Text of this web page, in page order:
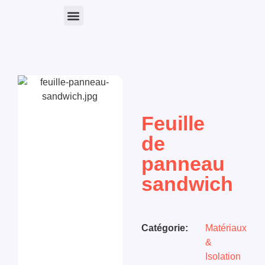
Feuille
de
panneau
sandwich
Catégorie:
Matériaux
&
Isolation